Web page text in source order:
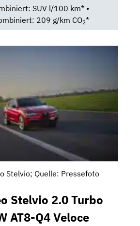
SUV l/100 km* •
209 g/km CO2*
Stelvio; Quelle: Pressefoto
Stelvio 2.0 Turbo
AT8-Q4 Veloce